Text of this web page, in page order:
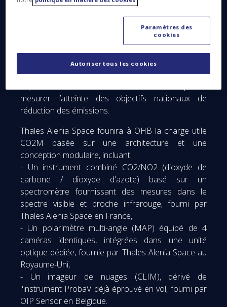
provenant de la combustion de combustibles
fossiles à l'échelle nationale et régionale. L'Union
d'information unique et indépendante pour évaluer
l'efficacité des mesures politiques, suivre leur
mesurer l’atteinte des objectifs nationaux de
réduction des émissions.
Thales Alenia Space founira à OHB la charge utile
CO2M basée sur une architecture et une
conception modulaire, incluant :
- Un instrument combiné CO2/NO2 (dioxyde de
carbone / dioxyde d'azote) basé sur un
spectromètre fournissant des mesures dans le
spectre visible et proche infrarouge, fourni par
Thales Alenia Space en France,
- Un polarimètre multi-angle (MAP) équipé de 4
caméras identiques, intégrées dans une unité
optique dédiée, fournie par Thales Alenia Space au
Royaume-Uni,
- Un imageur de nuages (CLIM), dérivé de
l'instrument ProbaV déjà éprouvé en vol, fourni par
OIP Sensor en Belgique.
Paramètres des
cookies
Autoriser tous les cookies